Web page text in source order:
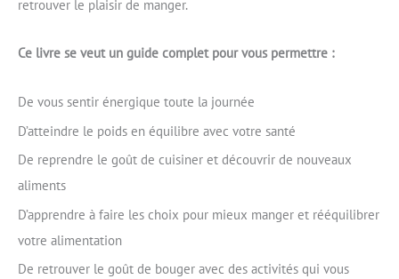
retrouver le plaisir de manger.
Ce livre se veut un guide complet pour vous permettre :
De vous sentir énergique toute la journée
D’atteindre le poids en équilibre avec votre santé
De reprendre le goût de cuisiner et découvrir de nouveaux
aliments
D’apprendre à faire les choix pour mieux manger et rééquilibrer
votre alimentation
De retrouver le goût de bouger avec des activités qui vous